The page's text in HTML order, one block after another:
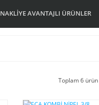
NAKLİYE AVANTAJLI ÜRÜNLER
Toplam 6 ürün